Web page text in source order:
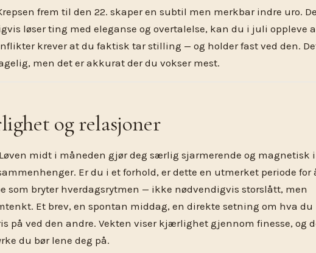
frem til den 22. skaper en subtil men merkbar indre uro.
løser ting med eleganse og overtalelse, kan du i juli oppleve
krever at du faktisk tar stilling — og holder fast ved den.
men det er akkurat der du vokser mest.
og relasjoner
midt i måneden gjør deg særlig sjarmerende og magnetisk i
Er du i et forhold, er dette en utmerket periode for
som bryter hverdagsrytmen — ikke nødvendigvis storslått, men
Et brev, en spontan middag, en direkte setning om hva du
på ved den andre. Vekten viser kjærlighet gjennom finesse, og
du bør lene deg på.